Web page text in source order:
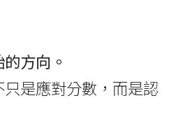
方向。
是應對分數，而是認